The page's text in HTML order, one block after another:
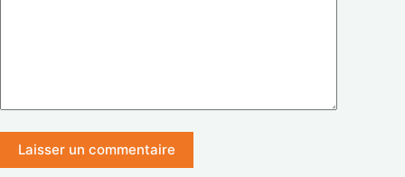
Laisser un commentaire